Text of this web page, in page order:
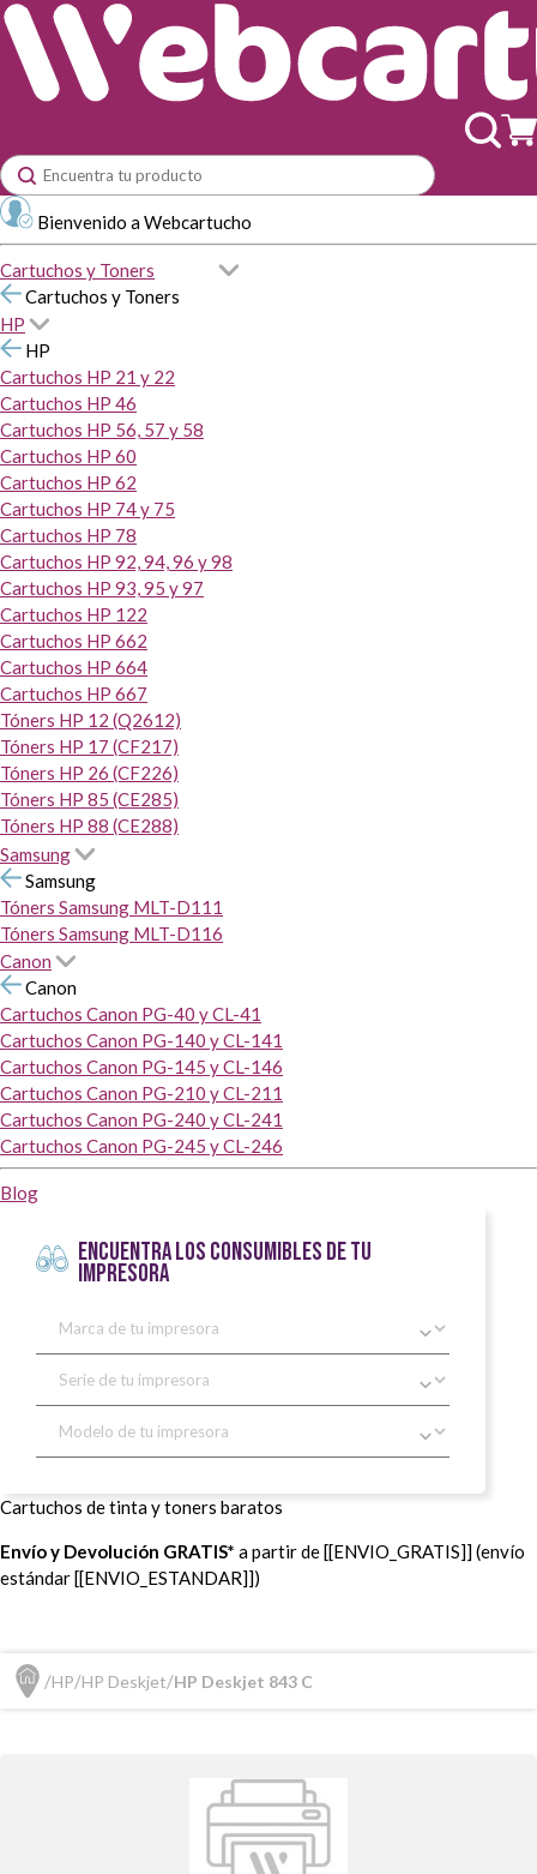
Bienvenido a Webcartucho
Cartuchos y Toners
Cartuchos y Toners
HP
HP
Cartuchos HP 21 y 22
Cartuchos HP 46
Cartuchos HP 56, 57 y 58
Cartuchos HP 60
Cartuchos HP 62
Cartuchos HP 74 y 75
Cartuchos HP 78
Cartuchos HP 92, 94, 96 y 98
Cartuchos HP 93, 95 y 97
Cartuchos HP 122
Cartuchos HP 662
Cartuchos HP 664
Cartuchos HP 667
Tóners HP 12 (Q2612)
Tóners HP 17 (CF217)
Tóners HP 26 (CF226)
Tóners HP 85 (CE285)
Tóners HP 88 (CE288)
Samsung
Samsung
Tóners Samsung MLT-D111
Tóners Samsung MLT-D116
Canon
Canon
Cartuchos Canon PG-40 y CL-41
Cartuchos Canon PG-140 y CL-141
Cartuchos Canon PG-145 y CL-146
Cartuchos Canon PG-210 y CL-211
Cartuchos Canon PG-240 y CL-241
Cartuchos Canon PG-245 y CL-246
Blog
ENCUENTRA LOS CONSUMIBLES DE TU
IMPRESORA
Cartuchos de tinta y toners baratos
Envío y Devolución GRATIS* a partir de [[ENVIO_GRATIS]] (envío
estándar [[ENVIO_ESTANDAR]])
HP HP Deskjet HP Deskjet 843 C